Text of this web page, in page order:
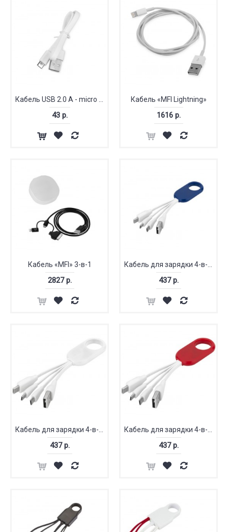
Кабель USB 2.0 A - micro USB
43 р.
Кабель «MFI Lightning»
1616 р.
Кабель «MFI» 3-в-1
2827 р.
Кабель для зарядки 4-в-1 «The Troup» Type-C
437 р.
Кабель для зарядки 4-в-1 «The Troup» Type-C
437 р.
Кабель для зарядки 4-в-1 «The Troup» Type-C
437 р.